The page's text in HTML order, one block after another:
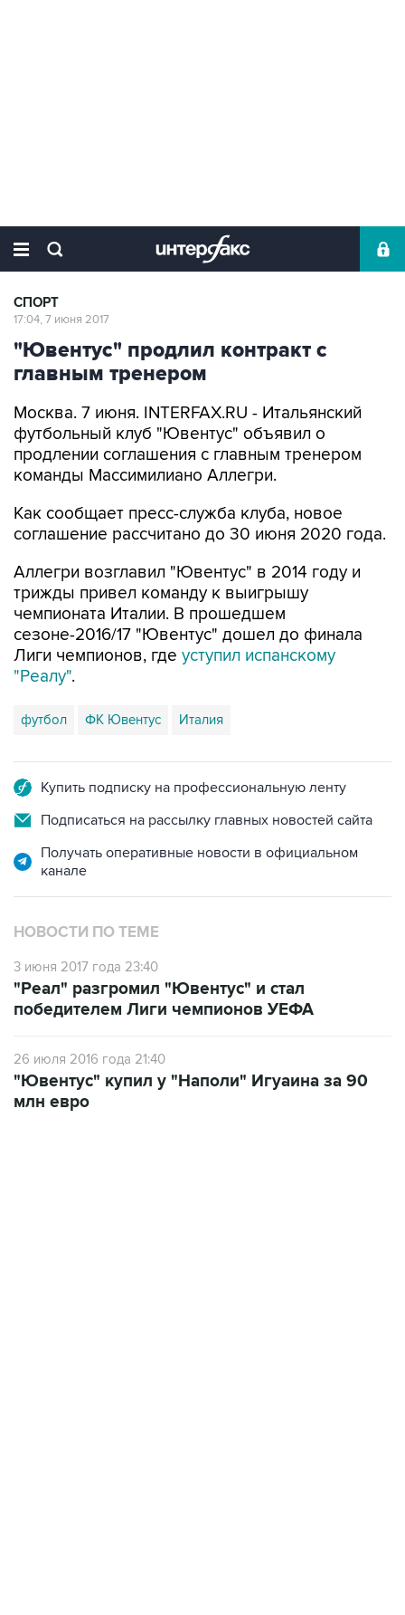
СПОРТ
17:04, 7 июня 2017
"Ювентус" продлил контракт с
главным тренером
Москва. 7 июня. INTERFAX.RU - Итальянский
футбольный клуб "Ювентус" объявил о
продлении соглашения с главным тренером
команды Массимилиано Аллегри.
Как сообщает пресс-служба клуба, новое
соглашение рассчитано до 30 июня 2020 года.
Аллегри возглавил "Ювентус" в 2014 году и
трижды привел команду к выигрышу
чемпионата Италии. В прошедшем
сезоне-2016/17 "Ювентус" дошел до финала
Лиги чемпионов, где уступил испанскому
"Реалу".
футбол ФК Ювентус Италия
Купить подписку на профессиональную ленту
Подписаться на рассылку главных новостей сайта
Получать оперативные новости в официальном
канале
НОВОСТИ ПО ТЕМЕ
3 июня 2017 года 23:40
"Реал" разгромил "Ювентус" и стал
победителем Лиги чемпионов УЕФА
26 июля 2016 года 21:40
"Ювентус" купил у "Наполи" Игуаина за 90
млн евро